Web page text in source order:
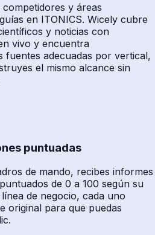
y áreas
en ITONICS. Wicely cubre
y noticias con
vivo y encuentra
fuentes adecuadas por vertical,
el mismo alcance sin
puntuadas
de mando, recibes informes
de 0 a 100 según su
de negocio, cada uno
original para que puedas